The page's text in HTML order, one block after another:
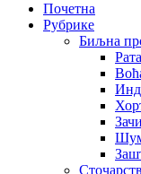
Почетна
Рубрике
Биљна